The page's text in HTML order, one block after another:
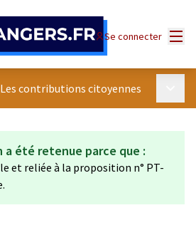
Se connecter
Les contributions citoyennes
été retenue parce que :
et reliée à la proposition n° PT-